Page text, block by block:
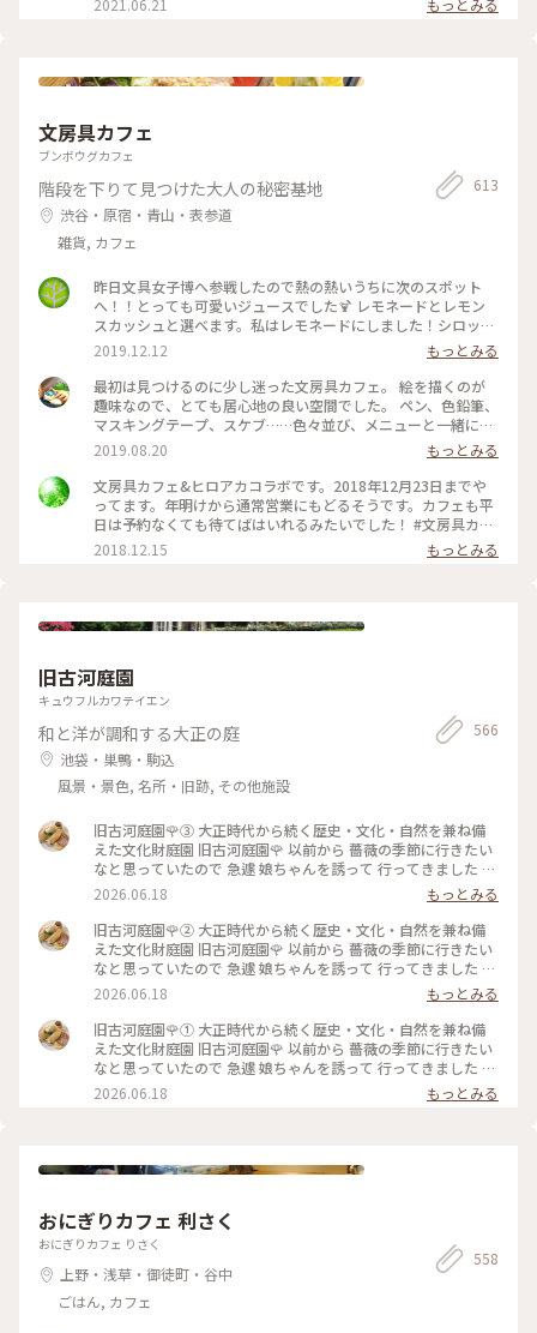
#MOKUBAZA #私のことりっぷ旅 #ランチ #チーズキーマカレ
た食べたくなってます😂💓 #MOKUBAZA #カレー #キーマカレ
ー #モクバザ #MOKUBAZA #夏色さがし - - - - - - - - - - - - - -
2021.06.21 もっとみる
文房具カフェ
ブンボウグカフェ
階段を下りて見つけた大人の秘密基地
渋谷・原宿・青山・表参道
雑貨, カフェ
613
昨日文具女子博へ参戦したので熱の熱いうちに次のスポット
へ！！とっても可愛いジュースでした🍹 レモネードとレモン
スカッシュと選べます。私はレモネードにしました！シロップ
はブドウ🍇とパイナップル🍍！ たくさんある画材をお借りし
て、１時間かけてお絵描きしました。 #東京観光#渋谷区#文房
具カフェ#レモネード#文具女子博
2019.12.12
もっとみる
最初は見つけるのに少し迷った文房具カフェ。 絵を描くのが
趣味なので、とても居心地の良い空間でした。 ペン、色鉛筆、
マスキングテープ、スケブ……色々並び、メニューと一緒に落
書きできるランチマットも。各席に色鉛筆が置いてあります。
アカデミックな文具かと思いきや、品揃えは意外と面白グッズ
系でした。それは人を選ぶかも？ もちろん本も揃っているの
でずっと居られるカフェでした。 写真はほうじ茶クレームブ
リュレ。 レジは、食事も文房具も一緒なのでちょっと混み合
います。 アニメやマンガとのコラボも結構しているみたいです
ね #カフェ #東京 #都内 #文房具カフェ #アニメコラボ
2019.08.20
もっとみる
文房具カフェ&ヒロアカコラボです。2018年12月23日までや
ってます。年明けから通常営業にもどるそうです。カフェも平
日は予約なくても待てばはいれるみたいでした！ #文房具カフ
ェ ＃ヒーローアカデミア
2018.12.15 もっとみる
旧古河庭園
キュウフルカワテイエン
和と洋が調和する大正の庭
池袋・巣鴨・駒込
風景・景色, 名所・旧跡, その他施設
566
旧古河庭園🌹③ 大正時代から続く歴史・文化・自然を兼ね備
えた文化財庭園⁡ 旧古河庭園🌹 以前から 薔薇の季節に行きたい
なと思っていたので 急遽 娘ちゃんを誘って 行ってきました 先
日の花ファンタジアで また出遅れてしまい まだ薔薇に未練が
あったので🥹 ⁡ やはり見頃は過ぎてしまっていましたが この広
さで 本当にたくさんの種類の薔薇が咲いていて 素敵な庭園で
した✨️ ⁡ 次に行く時は 今回 時間がなくて寄れなかった 洋館の喫
茶室で ゆっくりお茶をしたいです☕️🫖 ⁡ 2026.5.25 📸 ⁡ #旧古河
2026.06.18
もっとみる
旧古河庭園🌹② 大正時代から続く歴史・文化・自然を兼ね備
えた文化財庭園⁡ 旧古河庭園🌹 以前から 薔薇の季節に行きたい
なと思っていたので 急遽 娘ちゃんを誘って 行ってきました 先
日の花ファンタジアで また出遅れてしまい まだ薔薇に未練が
あったので🥹 ⁡ やはり見頃は過ぎてしまっていましたが この広
さで 本当にたくさんの種類の薔薇が咲いていて 素敵な庭園で
した✨️ ⁡ 次に行く時は 今回 時間がなくて寄れなかった 洋館の喫
茶室で ゆっくりお茶をしたいです☕️🫖 ⁡ 2026.5.25 📸 ⁡ #旧古河
2026.06.18
もっとみる
旧古河庭園🌹① 大正時代から続く歴史・文化・自然を兼ね備
えた文化財庭園⁡ 旧古河庭園🌹 以前から 薔薇の季節に行きたい
なと思っていたので 急遽 娘ちゃんを誘って 行ってきました 先
日の花ファンタジアで また出遅れてしまい まだ薔薇に未練が
あったので🥹 ⁡ やはり見頃は過ぎてしまっていましたが この広
茶室で ゆっくりお茶をしたいです☕️🫖 ⁡ 2026.5.25 📸 ⁡ #旧古河
2026.06.18 もっとみる
おにぎりカフェ 利さく
おにぎりカフェ りさく
上野・浅草・御徒町・谷中
ごはん, カフェ
558